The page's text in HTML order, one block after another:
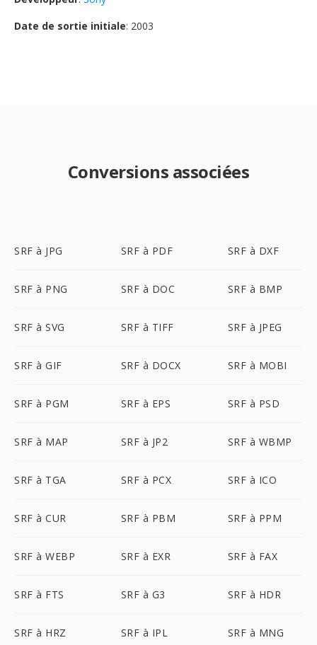
Date de sortie initiale: 2003
Conversions associées
SRF à JPG SRF à PDF SRF à DXF
SRF à PNG SRF à DOC SRF à BMP
SRF à SVG SRF à TIFF SRF à JPEG
SRF à GIF SRF à DOCX SRF à MOBI
SRF à PGM SRF à EPS SRF à PSD
SRF à MAP SRF à JP2 SRF à WBMP
SRF à TGA SRF à PCX SRF à ICO
SRF à CUR SRF à PBM SRF à PPM
SRF à WEBP SRF à EXR SRF à FAX
SRF à FTS SRF à G3 SRF à HDR
SRF à HRZ SRF à IPL SRF à MNG